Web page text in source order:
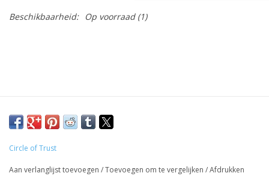
Beschikbaarheid: Op voorraad(1)
Circle of Trust
Aan verlanglijst toevoegen /Toevoegen om te vergelijken /Afdrukken